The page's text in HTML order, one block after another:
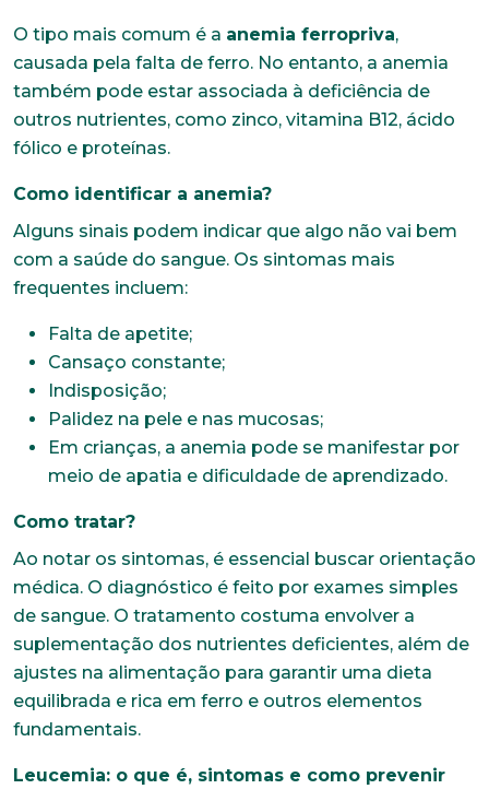
O tipo mais comum é a anemia ferropriva,
causada pela falta de ferro. No entanto, a anemia
também pode estar associada à deficiência de
outros nutrientes, como zinco, vitamina B12, ácido
fólico e proteínas.
Como identificar a anemia?
Alguns sinais podem indicar que algo não vai bem
com a saúde do sangue. Os sintomas mais
frequentes incluem:
Falta de apetite;
Cansaço constante;
Indisposição;
Palidez na pele e nas mucosas;
Em crianças, a anemia pode se manifestar por
meio de apatia e dificuldade de aprendizado.
Como tratar?
Ao notar os sintomas, é essencial buscar orientação
médica. O diagnóstico é feito por exames simples
de sangue. O tratamento costuma envolver a
suplementação dos nutrientes deficientes, além de
ajustes na alimentação para garantir uma dieta
equilibrada e rica em ferro e outros elementos
fundamentais.
Leucemia: o que é, sintomas e como prevenir